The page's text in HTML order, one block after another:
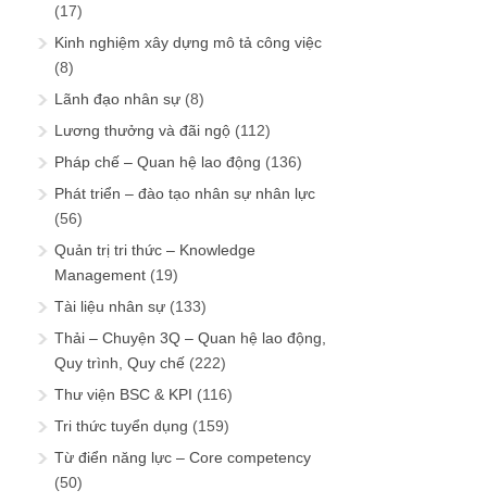
(17)
Kinh nghiệm xây dựng mô tả công việc
(8)
Lãnh đạo nhân sự (8)
Lương thưởng và đãi ngộ (112)
Pháp chế – Quan hệ lao động (136)
Phát triển – đào tạo nhân sự nhân lực
(56)
Quản trị tri thức – Knowledge
Management (19)
Tài liệu nhân sự (133)
Thải – Chuyện 3Q – Quan hệ lao động,
Quy trình, Quy chế (222)
Thư viện BSC & KPI (116)
Tri thức tuyển dụng (159)
Từ điển năng lực – Core competency
(50)